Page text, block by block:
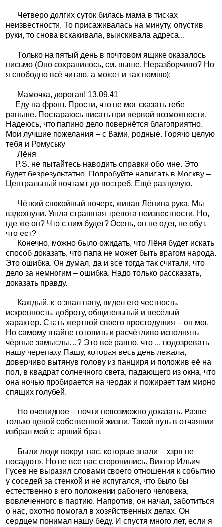
Четверо долгих суток билась мама в тисках
неизвестности. То присаживалась на минуту, опустив
руки, то снова вскакивала, выискивала адреса...
Только на пятый день в почтовом ящике оказалось
письмо (Оно сохранилось, см. выше. Неразборчиво? Но
я свободно всё читаю, а может и так помню):
Мамочка, дорогая! 13.09.41
Еду на фронт. Прости, что не мог сказать тебе
раньше. Постараюсь писать при первой возможности.
Надеюсь, что папино дело повернётся благоприятно.
Мои лучшие пожелания – с Вами, родные. Горячо целую
тебя и Ромуську
Лёня
P.S. не пытайтесь наводить справки обо мне. Это
будет безрезультатно. Попробуйте написать в Москву –
Центральный почтамт до востреб. Ещё раз целую.
Чёткий спокойный почерк, живая Лёнина рука. Мы
вздохнули. Ушла страшная тревога неизвестности. Но,
где же он? Что с ним будет? Осень, он не одет, не обут,
что ест?
Конечно, можно было ожидать, что Лёня будет искать
способ доказать, что папа не может быть врагом народа.
Это ошибка. Он думал, да и все тогда так считали, что
дело за немногим – ошибка. Надо только рассказать,
доказать правду.
Каждый, кто знал папу, видел его честность,
искренность, доброту, общительный и весёлый
характер. Стать жертвой своего простодушия – он мог.
Но самому втайне готовить и расчётливо исполнять
чёрные замыслы…? Это всё равно, что ... подозревать
нашу черепаху Пашу, которая весь день лежала,
доверчиво вытянув голову из панциря и положив её на
пол, в квадрат солнечного света, падающего из окна, что
она ночью пробирается на чердак и пожирает там мирно
спящих голубей.
Но очевидное – почти невозможно доказать. Разве
только ценой собственной жизни. Такой путь в отчаянии
избрал мой старший брат.
Были люди вокруг нас, которые знали – «зря не
посадют». Но не все нас сторонились. Виктор Ильич
Гусев не выразил словами своего отношения к событию
у соседей за стенкой и не испугался, что было бы
естественно в его положении рабочего человека,
вовлеченного в партию. Напротив, он начал, заботиться
о нас, охотно помогал в хозяйственных делах. Он
сердцем понимал нашу беду. И спустя много лет, если я